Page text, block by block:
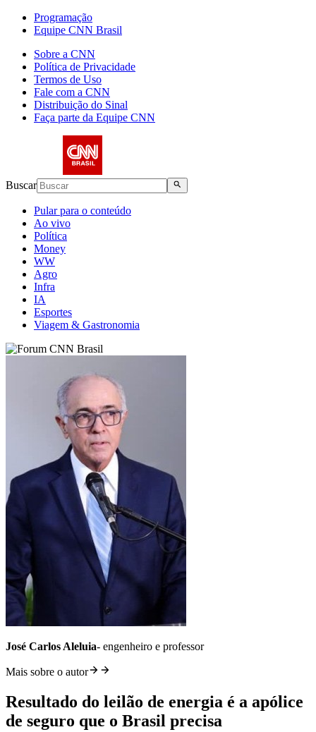
Programação
Equipe CNN Brasil
Sobre a CNN
Política de Privacidade
Termos de Uso
Fale com a CNN
Distribuição do Sinal
Faça parte da Equipe CNN
Buscar
Pular para o conteúdo
Ao vivo
Política
Money
WW
Agro
Infra
IA
Esportes
Viagem & Gastronomia
José Carlos Aleluia- engenheiro e professor
Mais sobre o autor
Resultado do leilão de energia é a apólice
de seguro que o Brasil precisa